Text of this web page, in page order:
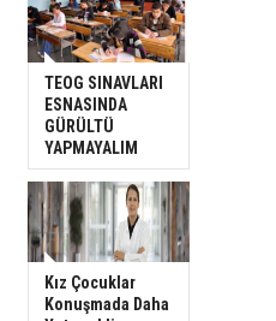
TEOG SINAVLARI
ESNASINDA
GÜRÜLTÜ
YAPMAYALIM
Kız Çocuklar
Konuşmada Daha